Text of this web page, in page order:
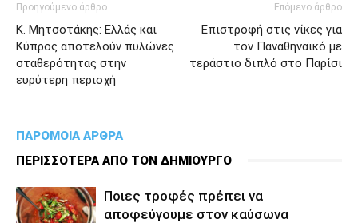
Προηγούμενο άρθρο
Κ. Μητσοτάκης: Ελλάς και
Κύπρος αποτελούν πυλώνες
σταθερότητας στην
ευρύτερη περιοχή
Επόμενο άρθρο
Επιστροφή στις νίκες για
τον Παναθηναϊκό με
τεράστιο διπλό στο Παρίσι
ΠΑΡΟΜΟΙΑ ΑΡΘΡΑ
ΠΕΡΙΣΣΟΤΕΡΑ ΑΠΟ ΤΟΝ ΔΗΜΙΟΥΡΓΟ
Ποιες τροφές πρέπει να
αποφεύγουμε στον καύσωνα